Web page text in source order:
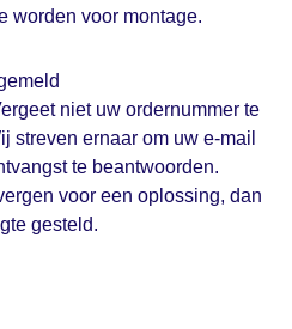
worden voor montage.
niet uw ordernummer te
streven ernaar om uw e-mail
te beantwoorden.
voor een oplossing, dan
gesteld.